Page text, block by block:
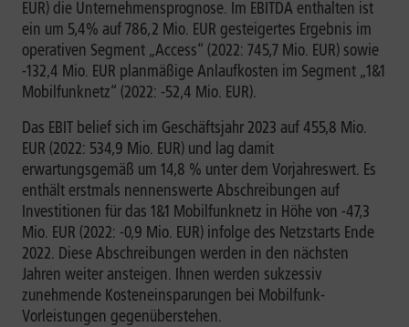
EUR) die Unternehmensprognose. Im EBITDA enthalten ist
ein um 5,4% auf 786,2 Mio. EUR gesteigertes Ergebnis im
operativen Segment „Access“ (2022: 745,7 Mio. EUR) sowie
-132,4 Mio. EUR planmäßige Anlaufkosten im Segment „1&1
Mobilfunknetz“ (2022: -52,4 Mio. EUR).
Das EBIT belief sich im Geschäftsjahr 2023 auf 455,8 Mio.
EUR (2022: 534,9 Mio. EUR) und lag damit
erwartungsgemäß um 14,8 % unter dem Vorjahreswert. Es
enthält erstmals nennenswerte Abschreibungen auf
Investitionen für das 1&1 Mobilfunknetz in Höhe von -47,3
Mio. EUR (2022: -0,9 Mio. EUR) infolge des Netzstarts Ende
2022. Diese Abschreibungen werden in den nächsten
Jahren weiter ansteigen. Ihnen werden sukzessiv
zunehmende Kosteneinsparungen bei Mobilfunk-
Vorleistungen gegenüberstehen.